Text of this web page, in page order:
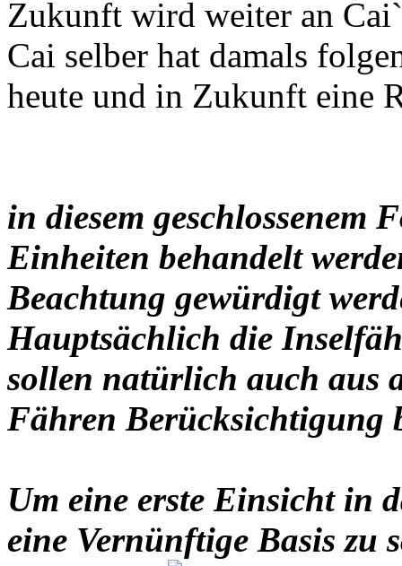
Zukunft wird weiter an
Cai selber hat damals
heute und in Zukunft eine
in diesem geschlossenem
Einheiten behandelt
Beachtung gewürdigt
Hauptsächlich die
sollen natürlich auch aus
Fähren Berücksichtigung
Um eine erste Einsicht in
eine Vernünftige Basis zu